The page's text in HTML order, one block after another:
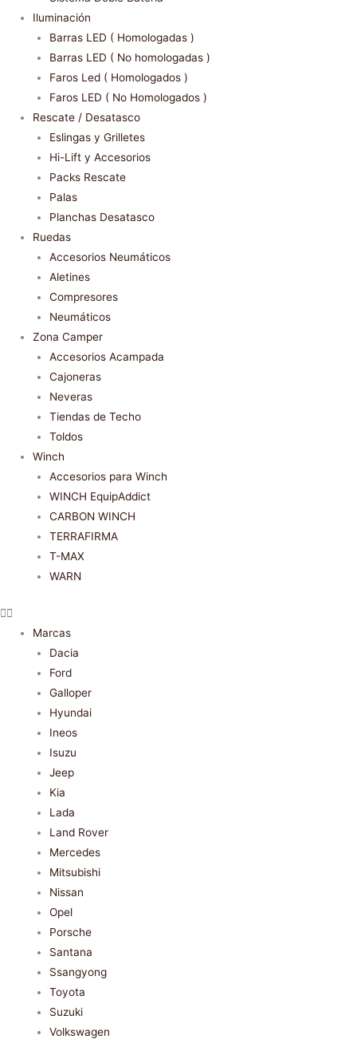
Iluminación
Barras LED ( Homologadas )
Barras LED ( No homologadas )
Faros Led ( Homologados )
Faros LED ( No Homologados )
Rescate / Desatasco
Eslingas y Grilletes
Hi-Lift y Accesorios
Packs Rescate
Palas
Planchas Desatasco
Ruedas
Accesorios Neumáticos
Aletines
Compresores
Neumáticos
Zona Camper
Accesorios Acampada
Cajoneras
Neveras
Tiendas de Techo
Toldos
Winch
Accesorios para Winch
WINCH EquipAddict
CARBON WINCH
TERRAFIRMA
T-MAX
WARN
Marcas
Dacia
Ford
Galloper
Hyundai
Ineos
Isuzu
Jeep
Kia
Lada
Land Rover
Mercedes
Mitsubishi
Nissan
Opel
Porsche
Santana
Ssangyong
Toyota
Suzuki
Volkswagen